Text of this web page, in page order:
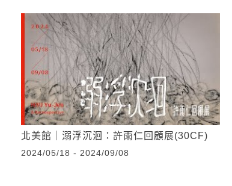
北美館｜溺浮沉洄：許雨仁回顧展(30CF)
2024/05/18 - 2024/09/08